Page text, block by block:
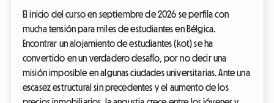
El inicio del curso en septiembre de 2026 se perfila con
mucha tensión para miles de estudiantes en Bélgica.
Encontrar un alojamiento de estudiantes (kot) se ha
convertido en un verdadero desafío, por no decir una
misión imposible en algunas ciudades universitarias. Ante una
escasez estructural sin precedentes y el aumento de los